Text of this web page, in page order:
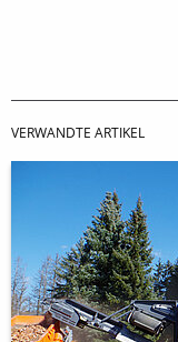
VERWANDTE ARTIKEL